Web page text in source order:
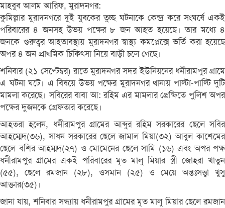
মাহবুব আলম আরিফ, মুরাদনগর:
কুমিল্লার মুরাদনগরে দুই যুবকের তুচ্ছ ঘটনাকে কেন্দ্র করে সংঘর্ষে একই
পরিবারের ৪ জনসহ উভয় পক্ষের ৮ জন আহত হয়েছে। তার মধ্যে ৪
জনকে গুরুত্বর আহতাবস্থায় মুরাদনগর স্বাস্থ্য কমপ্লেক্সে ভর্তি করা হয়েছে
অপর ৪ জন প্রাথমিক চিকিৎসা নিয়ে বাড়ী চলে গেছে।
শনিবার (২১ সেপ্টেম্বর) রাতে মুরাদনগর সদর ইউনিয়নের ধনীরামপুর গ্রামে
এ ঘটনা ঘটে। এ বিষয়ে উভয় পক্ষের মুরাদনগর থানায় পাল্টা-পাল্টি দুটি
মামলা করেছে। সবিরের বাবা আ: রহিম এর মামলার প্রেক্ষিতে পুলিশ অপর
পক্ষের দুজনকে গ্রেফতার করেছে।
আহতরা হলেন, ধনীরামপুর গ্রামের আব্দুর রহিম সরকারের ছেলে সবির
আহম্মেদ(৩৬), সাধন সরকারের ছেলে জামাল মিয়া(৩২) আবুল কাশেমের
ছেলে বশির আহম্মদ(২৭) ও মোমেনের ছেলে সামি (১৬) এবং অপর পক্ষ
ধনীরামপুর গ্রামের একই পরিবারের মৃত মালু মিয়ার স্ত্রী জোহরা খাতুন
(৫৫), ছেলে রমজান (২৮), ওসমান (২৫) ও মেয়ে অন্তঃসত্ত্বা খুসু
আক্তার(৩৫)।
জানা যায়, শনিবার সন্ধ্যায় ধনীরামপুর গ্রামের মৃত মালু মিয়ার ছেলে রমজান